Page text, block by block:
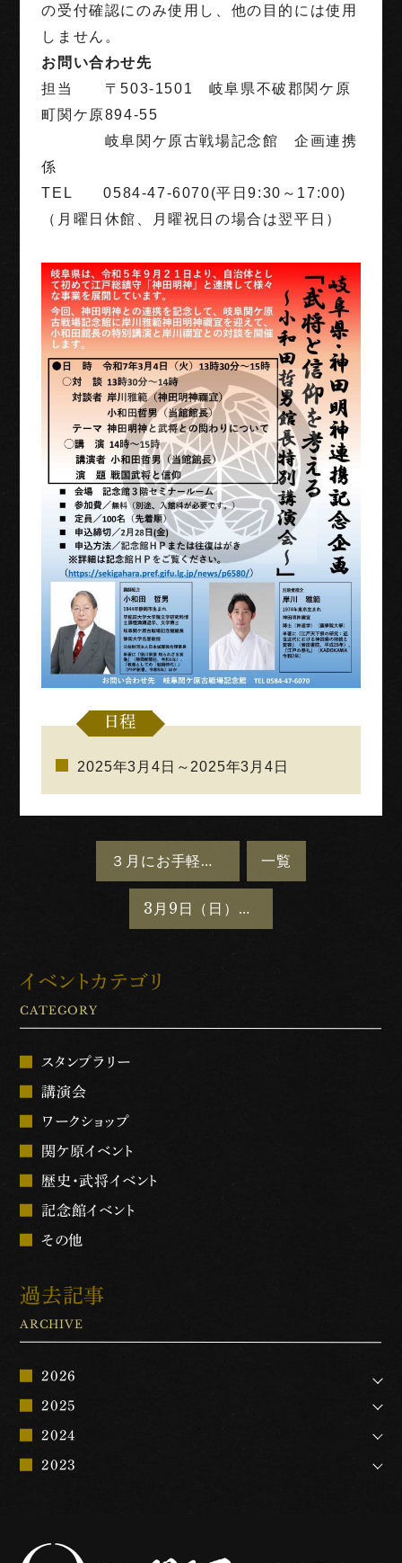
の受付確認にのみ使用し、他の目的には使用
しません。
お問い合わせ先
担当 〒503-1501 岐阜県不破郡関ケ原
町関ケ原894-55
岐阜関ケ原古戦場記念館 企画連携
係
TEL 0584-47-6070(平日9:30～17:00)
（月曜日休館、月曜祝日の場合は翌平日）
日程
2025年3月4日～2025年3月4日
３月にお手軽、足軽ワークショップを開催します。 一覧
3月9日（日）関ケ原組演武を開催します
イベントカテゴリ
CATEGORY
スタンプラリー
講演会
ワークショップ
関ケ原イベント
歴史・武将イベント
記念館イベント
その他
過去記事
ARCHIVE
2026
2025
2024
2023